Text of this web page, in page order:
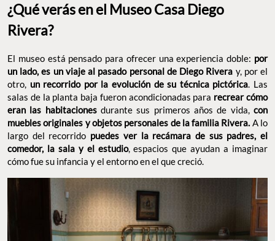
¿Qué verás en el Museo Casa Diego
Rivera?
El museo está pensado para ofrecer una experiencia doble: por
un lado, es un viaje al pasado personal de Diego Rivera y, por el
otro, un recorrido por la evolución de su técnica pictórica. Las
salas de la planta baja fueron acondicionadas para recrear cómo
eran las habitaciones durante sus primeros años de vida, con
muebles originales y objetos personales de la familia Rivera. A lo
largo del recorrido puedes ver la recámara de sus padres, el
comedor, la sala y el estudio, espacios que ayudan a imaginar
cómo fue su infancia y el entorno en el que creció.